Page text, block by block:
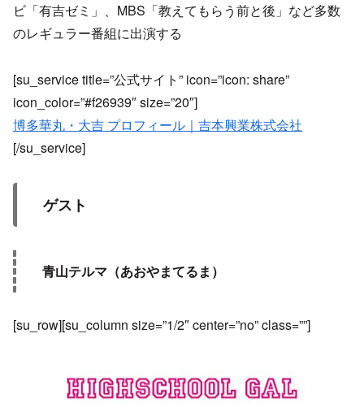
ビ「有吉ゼミ」、MBS「教えてもらう前と後」など多数
のレギュラー番組に出演する
[su_service title=”公式サイト” icon=”icon: share”
icon_color=”#f26939″ size=”20″]
博多華丸・大吉 プロフィール｜吉本興業株式会社
[/su_service]
ゲスト
青山テルマ（あおやまてるま）
[su_row][su_column size=”1/2″ center=”no” class=””]